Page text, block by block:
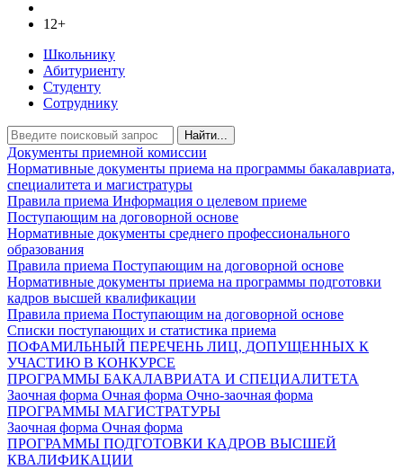
12+
Школьнику
Абитуриенту
Студенту
Сотруднику
Найти...
Документы приемной комиссии
Нормативные документы приема на программы бакалавриата,
специалитета и магистратуры
Правила приема Информация о целевом приеме
Поступающим на договорной основе
Нормативные документы среднего профессионального
образования
Правила приема Поступающим на договорной основе
Нормативные документы приема на программы подготовки
кадров высшей квалификации
Правила приема Поступающим на договорной основе
Списки поступающих и статистика приема
ПОФАМИЛЬНЫЙ ПЕРЕЧЕНЬ ЛИЦ, ДОПУЩЕННЫХ К
УЧАСТИЮ В КОНКУРСЕ
ПРОГРАММЫ БАКАЛАВРИАТА И СПЕЦИАЛИТЕТА
Заочная форма Очная форма Очно-заочная форма
ПРОГРАММЫ МАГИСТРАТУРЫ
Заочная форма Очная форма
ПРОГРАММЫ ПОДГОТОВКИ КАДРОВ ВЫСШЕЙ
КВАЛИФИКАЦИИ